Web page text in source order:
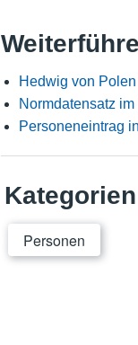
Hedwig von
Normdatensatz
Personeneintrag
Kategorien
Personen